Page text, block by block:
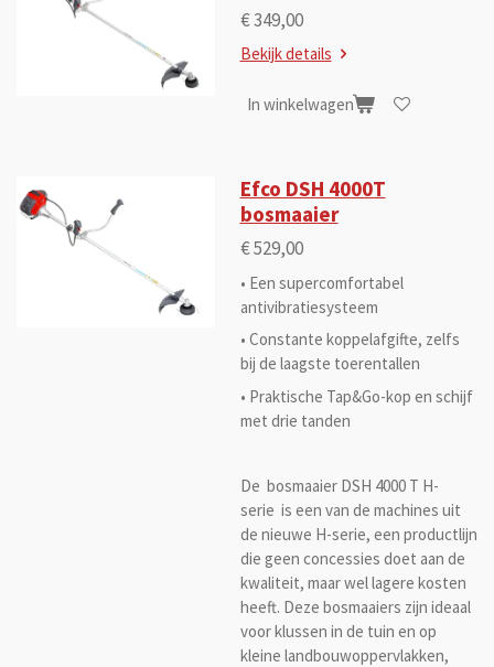
€ 349,00
Bekijk details
In winkelwagen
Efco DSH 4000T
bosmaaier
€ 529,00
• Een supercomfortabel
antivibratiesysteem
• Constante koppelafgifte, zelfs
bij de laagste toerentallen
• Praktische Tap&Go-kop en schijf
met drie tanden
De bosmaaier DSH 4000 T H-
serie is een van de machines uit
de nieuwe H-serie, een productlijn
die geen concessies doet aan de
kwaliteit, maar wel lagere kosten
heeft. Deze bosmaaiers zijn ideaal
voor klussen in de tuin en op
kleine landbouwoppervlakken,